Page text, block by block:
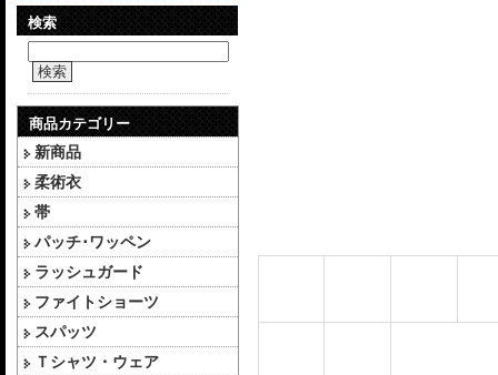
検索
検索
商品カテゴリー
新商品
柔術衣
帯
パッチ･ワッペン
ラッシュガード
ファイトショーツ
スパッツ
Ｔシャツ・ウェア